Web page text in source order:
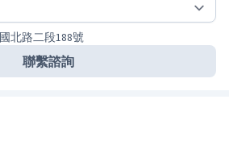
北路二段188號
聯繫諮詢